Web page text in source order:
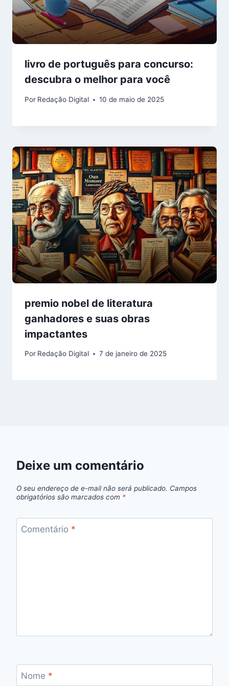
livro de português para concurso:
descubra o melhor para você
Por Redação Digital 10 de maio de 2025
premio nobel de literatura
ganhadores e suas obras
impactantes
Por Redação Digital 7 de janeiro de 2025
Deixe um comentário
O seu endereço de e-mail não será publicado. Campos
obrigatórios são marcados com *
Comentário *
Nome *